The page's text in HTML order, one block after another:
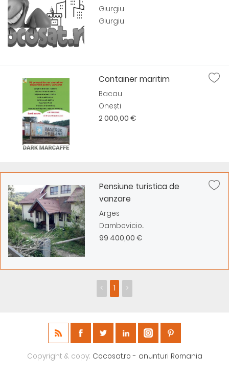
Giurgiu
Giurgiu
Container maritim
Bacau
Onești
2 000,00 €
Pensiune turistica de
vanzare
Arges
Dambovicio...
99 400,00 €
< 1 >
Copyright & copy; Cocosat.ro - anunturi Romania